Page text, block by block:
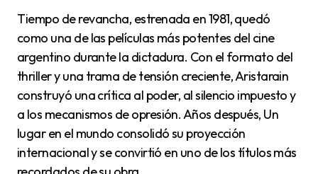
Tiempo de revancha, estrenada en 1981, quedó
como una de las películas más potentes del cine
argentino durante la dictadura. Con el formato del
thriller y una trama de tensión creciente, Aristarain
construyó una crítica al poder, al silencio impuesto y
a los mecanismos de opresión. Años después, Un
lugar en el mundo consolidó su proyección
internacional y se convirtió en uno de los títulos más